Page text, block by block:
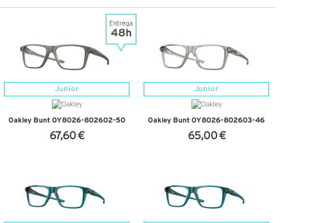
Junior
Oakley Bunt OY8026-802602-50
67,60 €
Junior
Oakley Bunt OY8026-802603-46
65,00 €